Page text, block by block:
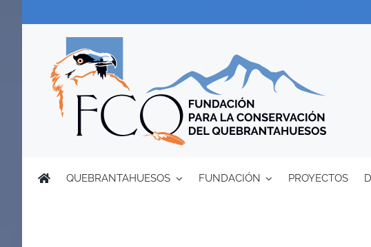
QUEBRANTAHUESOS FUNDACIÓN PROYECTOS